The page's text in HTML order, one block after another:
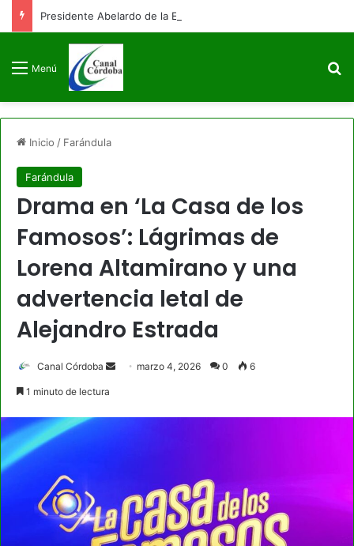
Menú
Inicio / Farándula
Farándula
Drama en ‘La Casa de los
Famosos’: Lágrimas de
Lorena Altamirano y una
advertencia letal de
Alejandro Estrada
Canal Córdoba
Send marzo 4, 2026 0 6
1 minuto de lectura